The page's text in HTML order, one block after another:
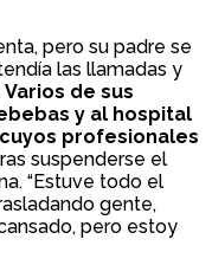
pero su padre se
las llamadas y
Varios de sus
y al hospital
profesionales
suspenderse el
“Estuve todo el
gente,
pero estoy